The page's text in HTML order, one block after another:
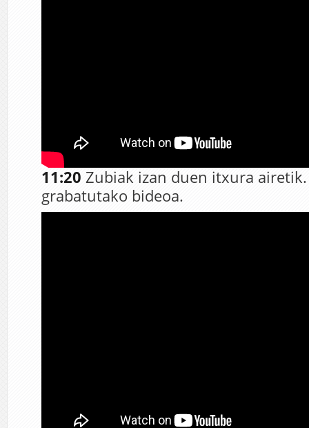
11:20 Zubiak izan duen itxura
grabatutako bideoa.